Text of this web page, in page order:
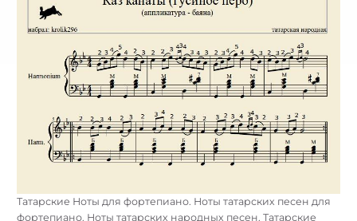
Татарские Ноты для фортепиано. Ноты татарских песен для
фортепиано. Ноты татарских народных песен. Татарские